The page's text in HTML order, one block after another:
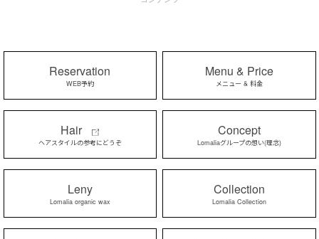
Reservation
WEB予約
Menu & Price
メニュー & 料金
Hair
ヘアスタイルの参考にどうぞ
Concept
Lomaliaグループの想い(理念)
Leny
Lomalia organic wax
Collection
Lomalia Collection